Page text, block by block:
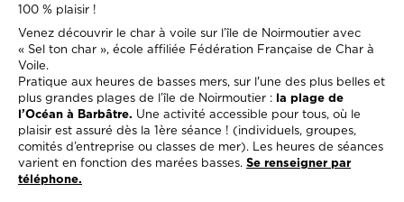
100 % plaisir !
Venez découvrir le char à voile sur l’île de Noirmoutier avec
« Sel ton char », école affiliée Fédération Française de Char à
Voile.
Pratique aux heures de basses mers, sur l'une des plus belles et
plus grandes plages de l’île de Noirmoutier : la plage de
l’Océan à Barbâtre. Une activité accessible pour tous, où le
plaisir est assuré dès la 1ère séance ! (individuels, groupes,
comités d’entreprise ou classes de mer). Les heures de séances
varient en fonction des marées basses. Se renseigner par
téléphone.